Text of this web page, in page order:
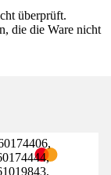
überprüft.
die die Ware nicht